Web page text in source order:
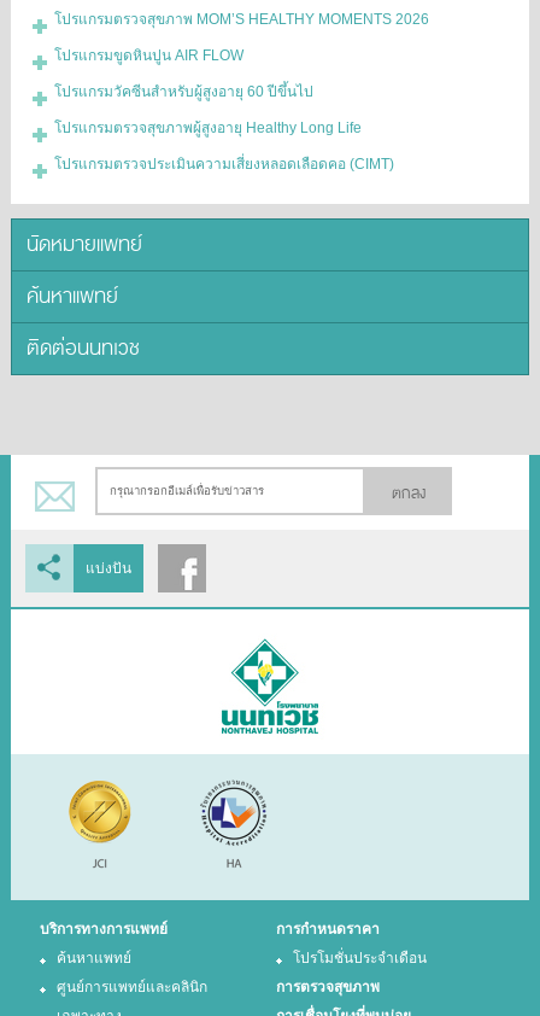
โปรแกรมตรวจสุขภาพ MOM’S HEALTHY MOMENTS 2026
โปรแกรมขูดหินปูน AIR FLOW
โปรแกรมวัคซีนสำหรับผู้สูงอายุ 60 ปีขึ้นไป
โปรแกรมตรวจสุขภาพผู้สูงอายุ Healthy Long Life
โปรแกรมตรวจประเมินความเสี่ยงหลอดเลือดคอ (CIMT)
นัดหมายแพทย์
ค้นหาแพทย์
ติดต่อนนทเวช
ตกลง
แบ่งปัน
บริการทางการแพทย์
ค้นหาแพทย์
ศูนย์การแพทย์และคลินิก
การกำหนดราคา
โปรโมชั่นประจำเดือน
การตรวจสุขภาพ